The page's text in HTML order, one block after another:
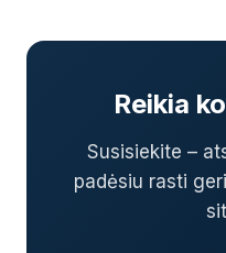
Reikia
Susisiekite –
padėsiu rasti